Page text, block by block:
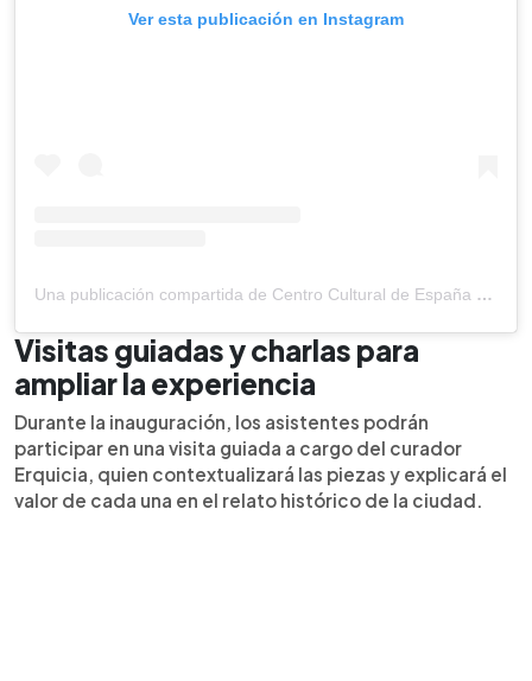
Ver esta publicación en Instagram
Una publicación compartida de Centro Cultural de España SV (@cce_sv)
Visitas guiadas y charlas para
ampliar la experiencia
Durante la inauguración, los asistentes podrán
participar en una visita guiada a cargo del curador
Erquicia, quien contextualizará las piezas y explicará el
valor de cada una en el relato histórico de la ciudad.